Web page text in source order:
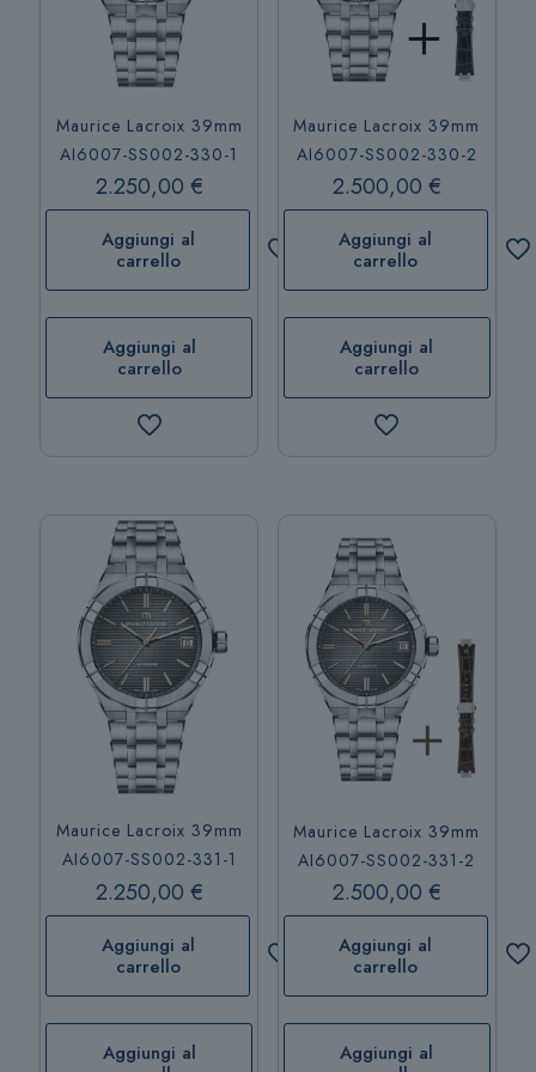
Maurice Lacroix 39mm
AI6007-SS002-330-1
2.250,00 €
Aggiungi al
carrello
Aggiungi al
carrello
Maurice Lacroix 39mm
AI6007-SS002-330-2
2.500,00 €
Aggiungi al
carrello
Aggiungi al
carrello
Maurice Lacroix 39mm
AI6007-SS002-331-1
2.250,00 €
Aggiungi al
carrello
Aggiungi al
Maurice Lacroix 39mm
AI6007-SS002-331-2
2.500,00 €
Aggiungi al
carrello
Aggiungi al